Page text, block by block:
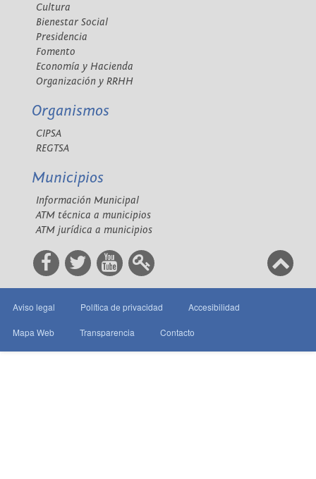
Cultura
Bienestar Social
Presidencia
Fomento
Economía y Hacienda
Organización y RRHH
Organismos
CIPSA
REGTSA
Municipios
Información Municipal
ATM técnica a municipios
ATM jurídica a municipios
Aviso legal Política de privacidad Accesibilidad
Mapa Web Transparencia Contacto